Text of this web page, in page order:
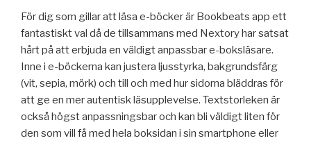
För dig som gillar att läsa e-böcker är Bookbeats app ett
fantastiskt val då de tillsammans med Nextory har satsat
hårt på att erbjuda en väldigt anpassbar e-boksläsare.
Inne i e-böckerna kan justera ljusstyrka, bakgrundsfärg
(vit, sepia, mörk) och till och med hur sidorna bläddras för
att ge en mer autentisk läsupplevelse. Textstorleken är
också högst anpassningsbar och kan bli väldigt liten för
den som vill få med hela boksidan i sin smartphone eller